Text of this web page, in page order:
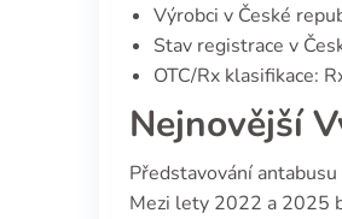
Výrobci v České
Stav registrace v
OTC/Rx klasifikace:
Nejnovější
Představování
Mezi lety 2022 a 2025